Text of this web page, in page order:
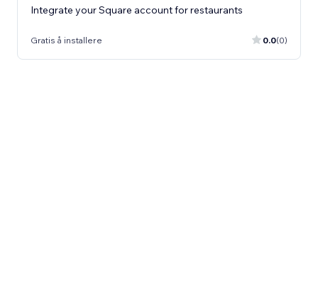
Integrate your Square account for restaurants
Gratis å installere 0.0(0)